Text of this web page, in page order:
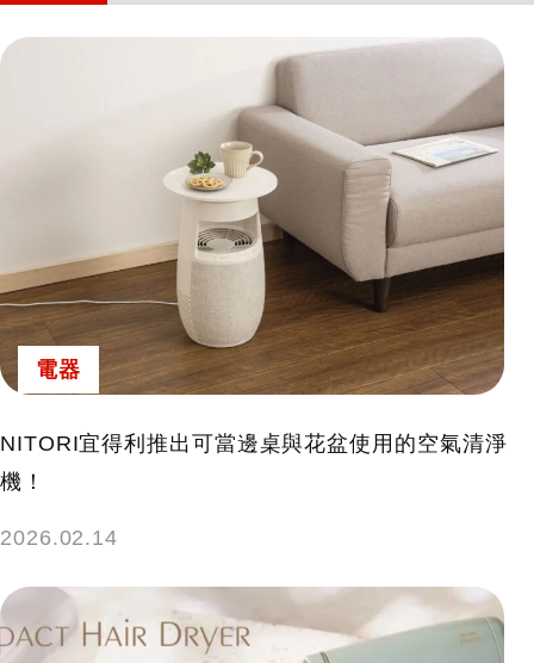
電器
NITORI宜得利推出可當邊桌與花盆使用的空氣清淨
機！
2026.02.14